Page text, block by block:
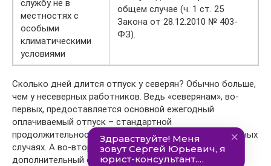
службу не в
местностях с
особыми
климатическими
условиями
общем случае (ч. 1 ст. 25
Закона от 28.12.2010 № 403-
ФЗ).
Сколько дней длится отпуск у северян? Обычно больше,
чем у несеверных работников. Ведь «северянам», во-
первых, предоставляется основной ежегодный
оплачиваемый отпуск – стандартной
продолжительности или удлиненный в вышеприведенных
случаях. А во-вторых, им предоставляется
дополнительный отпуск (ст. 321 ТК РФ). Для